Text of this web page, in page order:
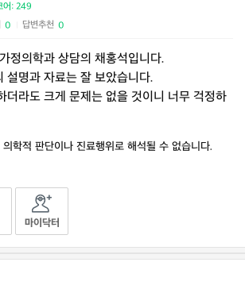
어: 249
0 답변추천 0
정의학과 상담의 채홍석입니다.
설명과 자료는 잘 보았습니다.
더라도 크게 문제는 없을 것이니 너무 걱정하
학적 판단이나 진료행위로 해석될 수 없습니다.
마이닥터